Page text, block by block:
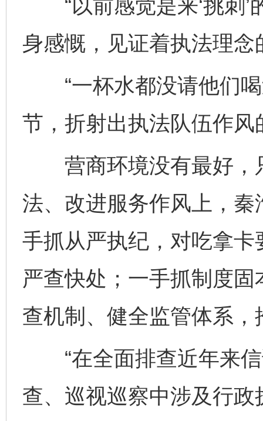
“以前感觉是来‘挑刺’
身感慨，见证着执法理念
“一杯水都没请他们喝
节，折射出执法队伍作风
营商环境没有最好，
法、改进服务作风上，
手抓从严执纪，对吃拿
严查快处；一手抓制度
查机制、健全监管体系
“在全面排查近年来信
查、巡视巡察中涉及行